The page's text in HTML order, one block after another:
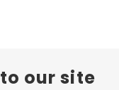
our site